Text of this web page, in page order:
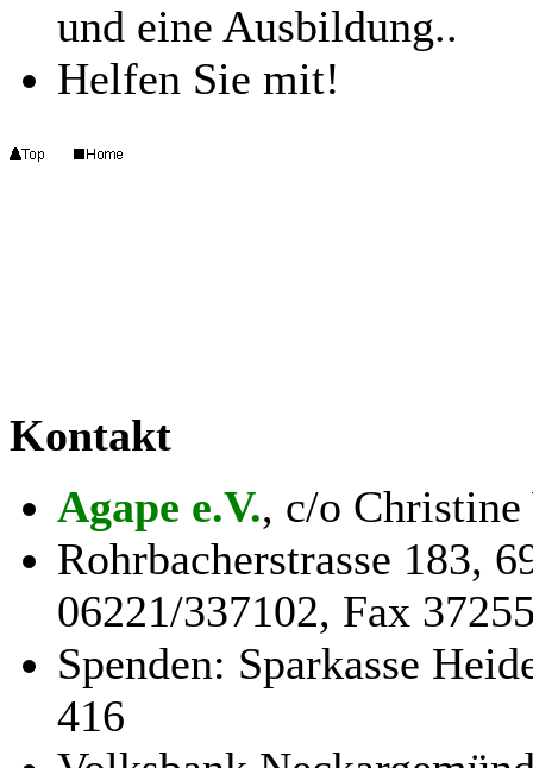
und eine Ausbildung..
Helfen Sie mit!
Kontakt
Agape e.V., c/o
Rohrbacherstrasse 183,
06221/337102, Fax
Spenden: Sparkasse
416